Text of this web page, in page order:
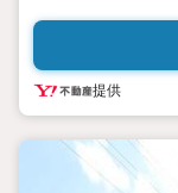
このサービスは
りません。
他社掲載広告物件
お取り扱い可能で
弊社なら自己資
コン等のオプシ
提供